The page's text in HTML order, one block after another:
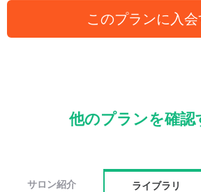
このプランに入会
他のプランを確認
サロン紹介 ライブラリ